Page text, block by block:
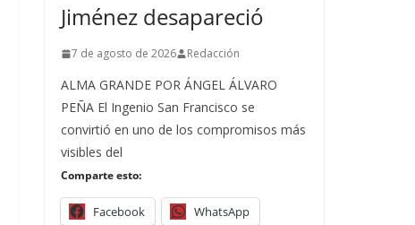
Jiménez desapareció
7 de agosto de 2026 Redacción
ALMA GRANDE POR ÁNGEL ÁLVARO
PEÑA El Ingenio San Francisco se
convirtió en uno de los compromisos más
visibles del
Comparte esto:
Facebook WhatsApp